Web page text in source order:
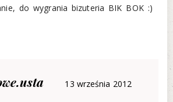
do wygrania bizuteria BIK BOK :)
13 września 2012